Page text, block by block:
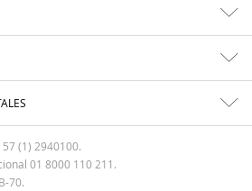
(1) 2940100.
01 8000 110 211.
70.